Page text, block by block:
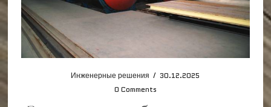
Инженерные решения / 30.12.2025
0 Comments